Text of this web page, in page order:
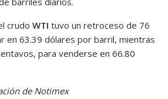
crudoWTI tuvo un retroceso de 76
en 63.39 dólares por barril, mientras
para venderse en 66.80
de Notimex